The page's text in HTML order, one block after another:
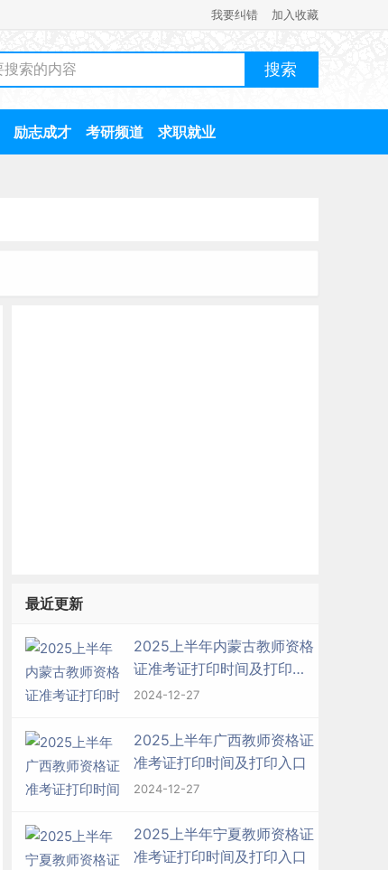
我要纠错 加入收藏
励志成才 考研频道 求职就业
最近更新
2025上半年内蒙古教师资格
证准考证打印时间及打印入
口
2024-12-27
2025上半年广西教师资格证
准考证打印时间及打印入口
2024-12-27
2025上半年宁夏教师资格证
准考证打印时间及打印入口